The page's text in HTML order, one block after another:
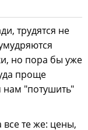
трудятся не
но пора бы уже
проще
нам "потушить"
те же: цены,